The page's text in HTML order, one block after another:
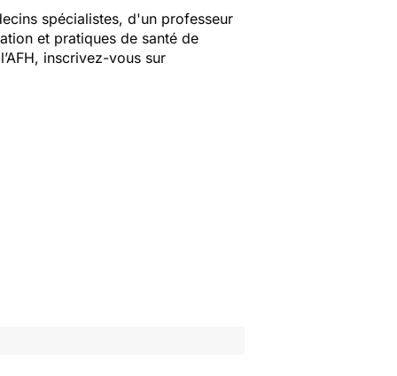
spécialistes, d'un professeur
et pratiques de santé de
inscrivez-vous sur